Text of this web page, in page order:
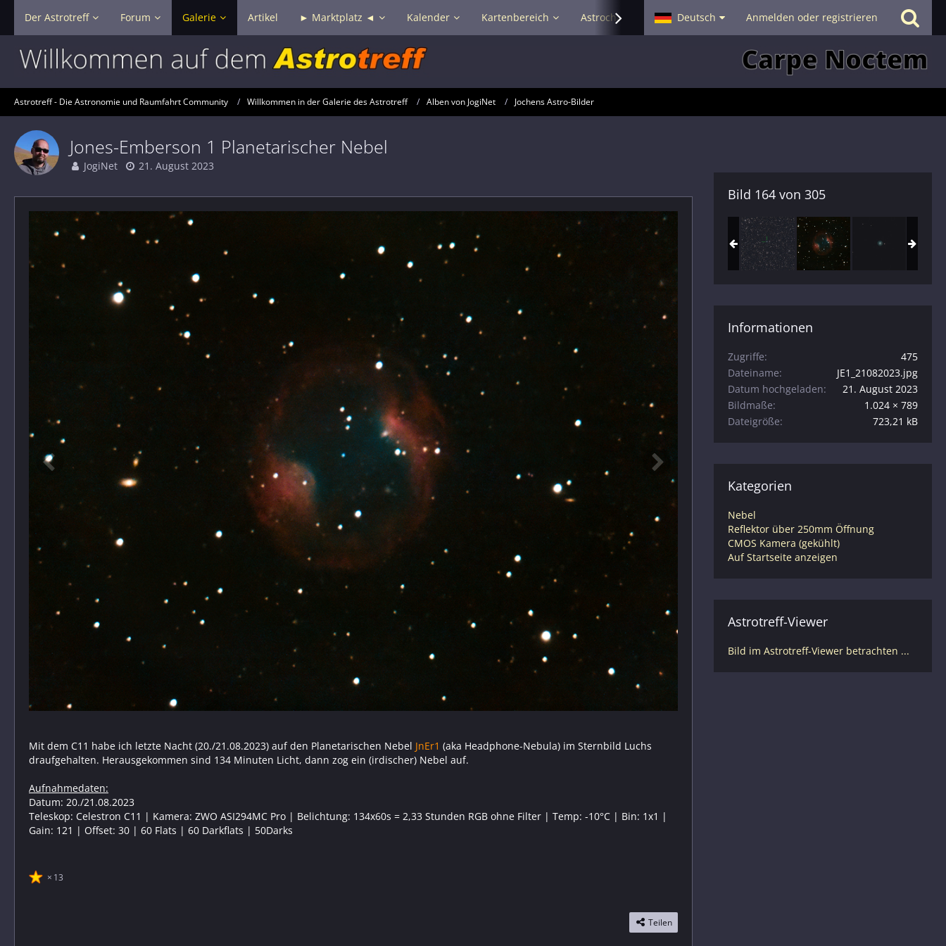
Der Astrotreff Forum Galerie Artikel ► Marktplatz ◄ Kalender Kartenbereich Astrochat - Smalltalk Hilfe
Deutsch Anmelden oder registrieren
Astrotreff - Die Astronomie und Raumfahrt Community Willkommen in der Galerie des Astrotreff Alben von JogiNet Jochens Astro-Bilder
Jones-Emberson 1 Planetarischer Nebel
JogiNet 21. August 2023
Mit dem C11 habe ich letzte Nacht (20./21.08.2023) auf den Planetarischen Nebel JnEr1 (aka Headphone-Nebula) im Sternbild Luchs
draufgehalten. Herausgekommen sind 134 Minuten Licht, dann zog ein (irdischer) Nebel auf.
Aufnahmedaten:
Datum: 20./21.08.2023
Teleskop: Celestron C11 | Kamera: ZWO ASI294MC Pro | Belichtung: 134x60s = 2,33 Stunden RGB ohne Filter | Temp: -10°C | Bin: 1x1 |
Gain: 121 | Offset: 30 | 60 Flats | 60 Darkflats | 50Darks
13
Teilen
Bild 164 von 305
Informationen
Zugriffe
475
Dateiname
JE1_21082023.jpg
Datum hochgeladen
21. August 2023
Bildmaße
1.024 × 789
Dateigröße
723,21 kB
Kategorien
Nebel
Reflektor über 250mm Öffnung
CMOS Kamera (gekühlt)
Auf Startseite anzeigen
Astrotreff-Viewer
Bild im Astrotreff-Viewer betrachten ...